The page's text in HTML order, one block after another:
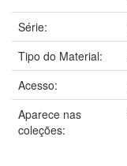
Série:
Tipo do Material:
Acesso:
Aparece nas
coleções: